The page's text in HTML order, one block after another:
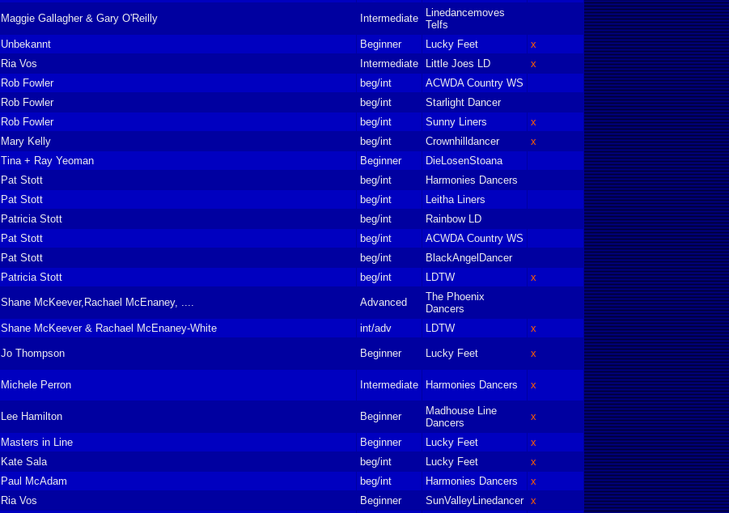
Maggie Gallagher & Gary O'Reilly Intermediate
Linedancemoves
Telfs
Unbekannt Beginner Lucky Feet
x
Ria Vos Intermediate Little Joes LD
x
Rob Fowler beg/int
ACWDA Country WS
Rob Fowler beg/int
Starlight Dancer
Rob Fowler beg/int Sunny Liners
x
Mary Kelly beg/int Crownhilldancer
x
Tina + Ray Yeoman Beginner
DieLosenStoana
Pat Stott beg/int
Harmonies Dancers
Pat Stott beg/int
Leitha Liners
Patricia Stott beg/int
Rainbow LD
Pat Stott beg/int
ACWDA Country WS
Pat Stott beg/int
BlackAngelDancer
Patricia Stott beg/int LDTW x
Shane McKeever,Rachael McEnaney, .... Advanced
The Phoenix
Dancers
Shane McKeever & Rachael McEnaney-White int/adv LDTW x
Jo Thompson Beginner Lucky Feet x
Michele Perron Intermediate Harmonies Dancers x
Lee Hamilton Beginner
Madhouse Line
Dancers
x
Masters in Line Beginner Lucky Feet
x
Kate Sala beg/int Lucky Feet
x
Paul McAdam beg/int Harmonies Dancers
x
Ria Vos Beginner SunValleyLinedancer x